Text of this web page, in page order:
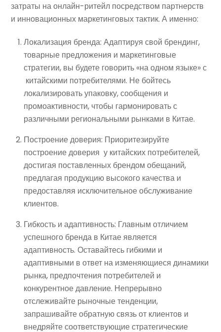
затраты на онлайн-ритейл посредством партнерств
и инновационных маркетинговых тактик. А именно:
Локализация бренда: Адаптируя свой брендинг,
товарные предложения и маркетинговые
стратегии, вы будете говорить «на одном языке» с
китайскими потребителями. Не бойтесь
локализировать упаковку, сообщения и
промоактивности, чтобы гармонировать с
различными региональными рынками в Китае.
Построение доверия: Приоритезируйте
построение доверия у китайских потребителей,
достигая поставленных брендом обещаний,
предлагая продукцию высокого качества и
предоставляя исключительное обслуживание
клиентов.
Гибкость и адаптивность: Главным отличием
успешного бренда в Китае является
адаптивность. Оставайтесь гибкими и
адаптивными в ответ на изменяющиеся динамики
рынка, предпочтения потребителей и
конкурентное давление. Непрерывно
отслеживайте рыночные тенденции,
запрашивайте обратную связь от клиентов и
внедряйте соответствующие стратегические